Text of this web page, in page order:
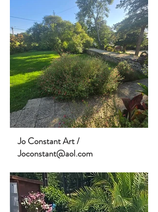
Jo Constant Art /
Joconstant@aol.com